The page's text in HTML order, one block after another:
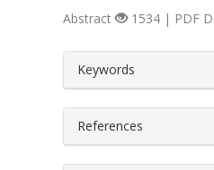
Abstract 1534 | PDF
Keywords
References